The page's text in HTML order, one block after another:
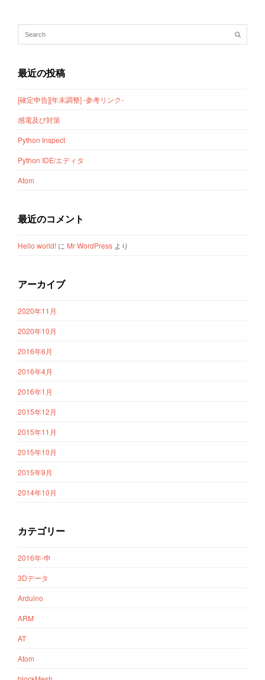
最近の投稿
[確定申告][年末調整] -参考リンク-
感電及び対策
Python Inspect
Python IDE/エディタ
Atom
最近のコメント
Hello world! に Mr WordPress より
アーカイブ
2020年11月
2020年10月
2016年6月
2016年4月
2016年1月
2015年12月
2015年11月
2015年10月
2015年9月
2014年10月
カテゴリー
2016年-申
3Dデータ
Arduino
ARM
AT
Atom